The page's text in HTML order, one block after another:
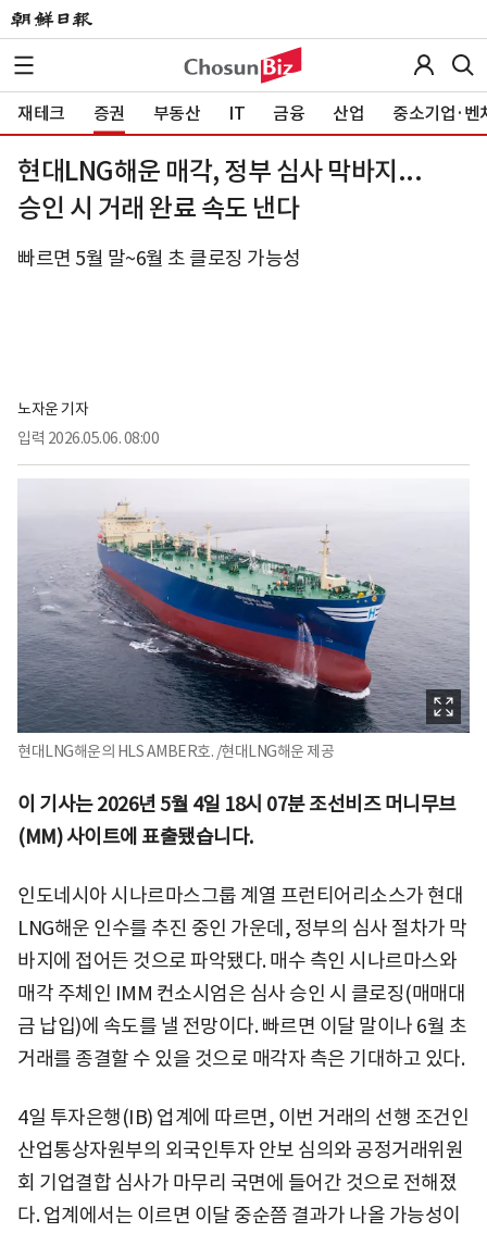
재테크 증권 부동산 IT 금융 산업 중소기업·벤
현대LNG해운 매각, 정부 심사 막바지...
승인 시 거래 완료 속도 낸다
빠르면 5월 말~6월 초 클로징 가능성
노자운 기자
입력 2026.05.06. 08:00
현대LNG해운의 HLS AMBER호. /현대LNG해운 제공
이 기사는 2026년 5월 4일 18시 07분 조선비즈 머니무브
(MM) 사이트에 표출됐습니다.
인도네시아 시나르마스그룹 계열 프런티어리소스가 현대
LNG해운 인수를 추진 중인 가운데, 정부의 심사 절차가 막
바지에 접어든 것으로 파악됐다. 매수 측인 시나르마스와
매각 주체인 IMM 컨소시엄은 심사 승인 시 클로징(매매대
금 납입)에 속도를 낼 전망이다. 빠르면 이달 말이나 6월 초
거래를 종결할 수 있을 것으로 매각자 측은 기대하고 있다.
4일 투자은행(IB) 업계에 따르면, 이번 거래의 선행 조건인
산업통상자원부의 외국인투자 안보 심의와 공정거래위원
회 기업결합 심사가 마무리 국면에 들어간 것으로 전해졌
다. 업계에서는 이르면 이달 중순쯤 결과가 나올 가능성이